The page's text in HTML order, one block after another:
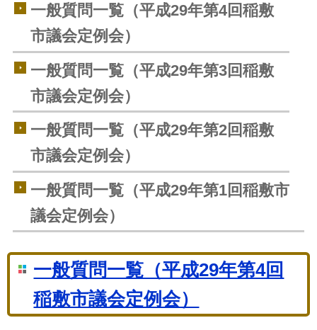
一般質問一覧（平成29年第4回稲敷
市議会定例会）
一般質問一覧（平成29年第3回稲敷
市議会定例会）
一般質問一覧（平成29年第2回稲敷
市議会定例会）
一般質問一覧（平成29年第1回稲敷市
議会定例会）
一般質問一覧（平成29年第4回
稲敷市議会定例会）